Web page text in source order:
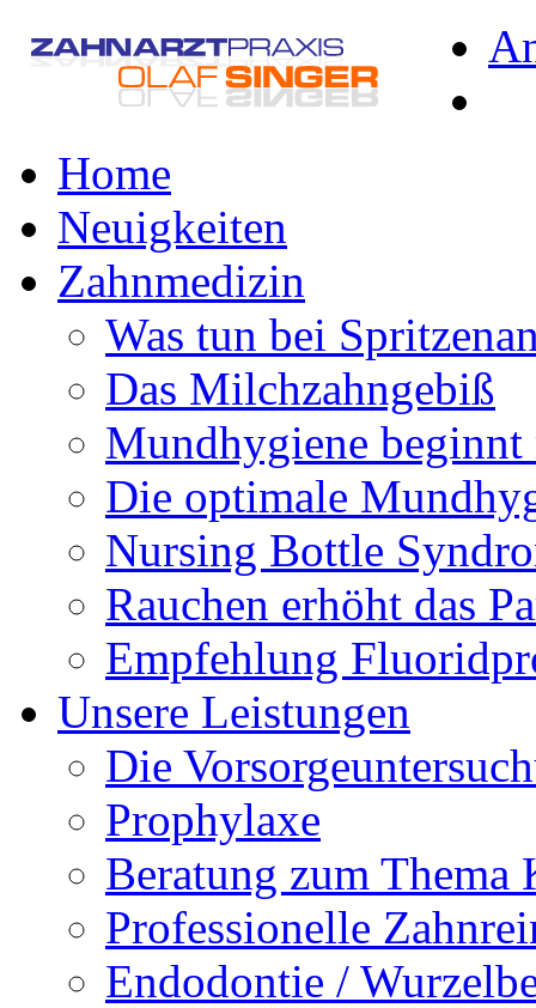
Home
Neuigkeiten
Zahnmedizin
Was tun bei
Das Milchzahngebiß
Mundhygiene beginnt
Die optimale
Nursing Bottle
Rauchen erhöht das
Empfehlung
Unsere Leistungen
Die
Prophylaxe
Beratung zum Thema
Professionelle
Endodontie /